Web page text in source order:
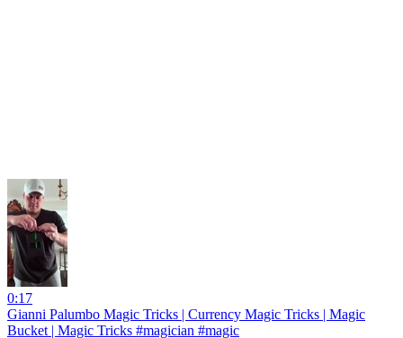
0:17
Gianni Palumbo Magic Tricks | Currency Magic Tricks | Magic
Bucket | Magic Tricks #magician #magic